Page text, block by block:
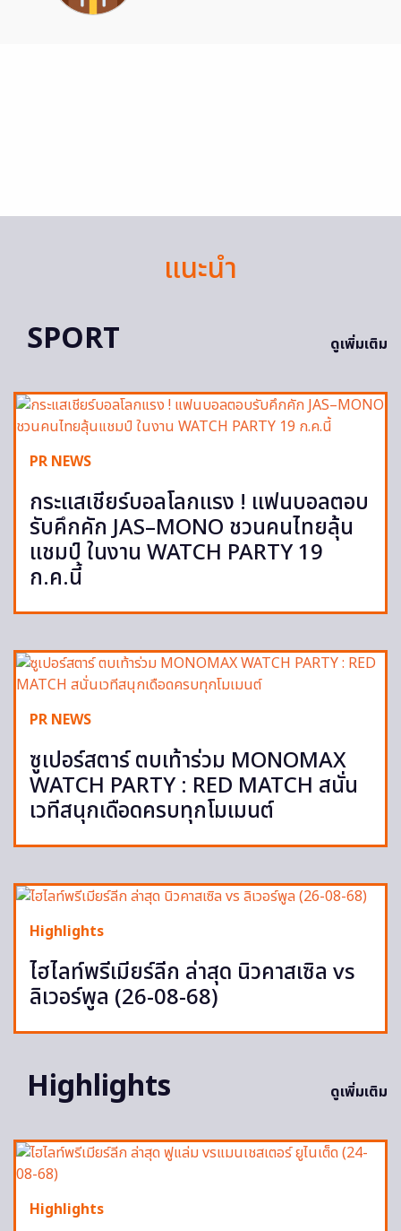
แนะนำ
SPORT
ดูเพิ่มเติม
PR NEWS
กระแสเชียร์บอลโลกแรง ! แฟนบอลตอบ
รับคึกคัก JAS–MONO ชวนคนไทยลุ้น
แชมป์ ในงาน WATCH PARTY 19
ก.ค.นี้
PR NEWS
ซูเปอร์สตาร์ ตบเท้าร่วม MONOMAX
WATCH PARTY : RED MATCH สนั่น
เวทีสนุกเดือดครบทุกโมเมนต์
Highlights
ไฮไลท์พรีเมียร์ลีก ล่าสุด นิวคาสเซิล vs
ลิเวอร์พูล (26-08-68)
Highlights ดูเพิ่มเติม
Highlights